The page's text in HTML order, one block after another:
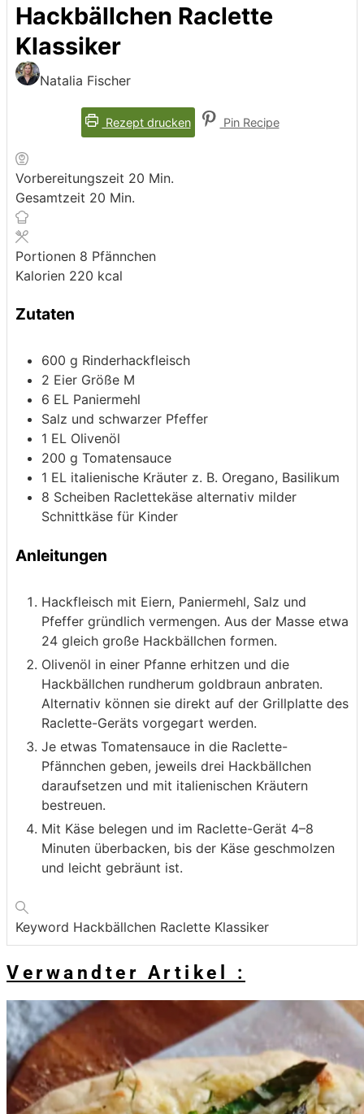
Hackbällchen Raclette
Klassiker
Natalia Fischer
Rezept drucken Pin Recipe
Vorbereitungszeit 20 Minuten
Min.
Gesamtzeit 20 Minuten
Min.
Portionen 8 Pfännchen
Kalorien 220 kcal
Zutaten
600 g Rinderhackfleisch
2 Eier Größe M
6 EL Paniermehl
Salz und schwarzer Pfeffer
1 EL Olivenöl
200 g Tomatensauce
1 EL italienische Kräuter z. B. Oregano, Basilikum
8 Scheiben Raclettekäse alternativ milder
Schnittkäse für Kinder
Anleitungen
Hackfleisch mit Eiern, Paniermehl, Salz und
Pfeffer gründlich vermengen. Aus der Masse etwa
24 gleich große Hackbällchen formen.
Olivenöl in einer Pfanne erhitzen und die
Hackbällchen rundherum goldbraun anbraten.
Alternativ können sie direkt auf der Grillplatte des
Raclette-Geräts vorgegart werden.
Je etwas Tomatensauce in die Raclette-
Pfännchen geben, jeweils drei Hackbällchen
daraufsetzen und mit italienischen Kräutern
bestreuen.
Mit Käse belegen und im Raclette-Gerät 4–8
Minuten überbacken, bis der Käse geschmolzen
und leicht gebräunt ist.
Keyword Hackbällchen Raclette Klassiker
Verwandter Artikel :